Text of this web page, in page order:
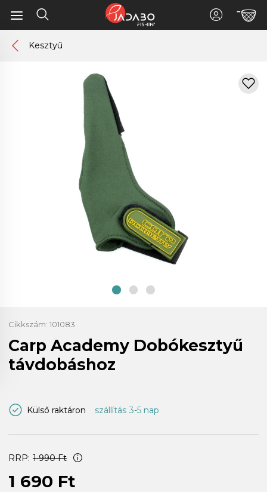
Kesztyű
Cikkszám: 101083
Carp Academy Dobókesztyű
távdobáshoz
Külső raktáron szállítás 3-5 nap
RRP: 1 990 Ft
1 690 Ft